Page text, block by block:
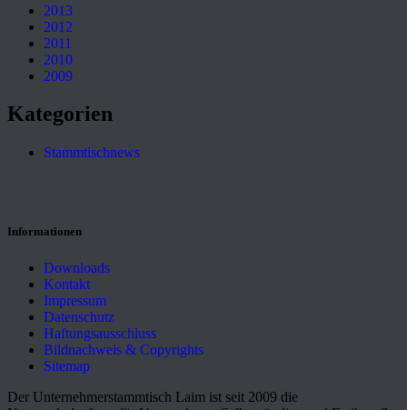
2013
2012
2011
2010
2009
Kategorien
Stammtischnews
Informationen
Downloads
Kontakt
Impressum
Datenschutz
Haftungsausschluss
Bildnachweis & Copyrights
Sitemap
Der Unternehmerstammtisch Laim ist seit 2009 die